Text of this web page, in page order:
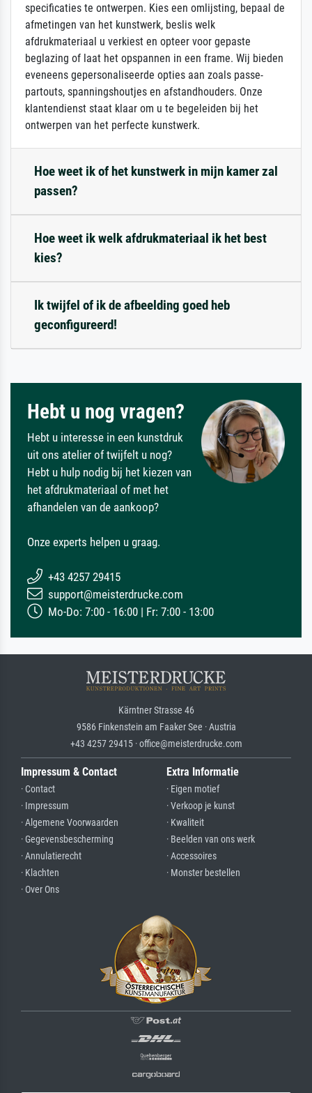
specificaties te ontwerpen. Kies een omlijsting, bepaal de
afmetingen van het kunstwerk, beslis welk
afdrukmateriaal u verkiest en opteer voor gepaste
beglazing of laat het opspannen in een frame. Wij bieden
eveneens gepersonaliseerde opties aan zoals passe-
partouts, spanningshoutjes en afstandhouders. Onze
klantendienst staat klaar om u te begeleiden bij het
ontwerpen van het perfecte kunstwerk.
Hoe weet ik of het kunstwerk in mijn kamer zal
passen?
Hoe weet ik welk afdrukmateriaal ik het best
kies?
Ik twijfel of ik de afbeelding goed heb
geconfigureerd!
Hebt u nog vragen?
Hebt u interesse in een kunstdruk
uit ons atelier of twijfelt u nog?
Hebt u hulp nodig bij het kiezen van
het afdrukmateriaal of met het
afhandelen van de aankoop?
Onze experts helpen u graag.
+43 4257 29415
support@meisterdrucke.com
Mo-Do: 7:00 - 16:00 | Fr: 7:00 - 13:00
Kärntner Strasse 46
9586 Finkenstein am Faaker See · Austria
+43 4257 29415 · office@meisterdrucke.com
Impressum & Contact
· Contact
· Impressum
· Algemene Voorwaarden
· Gegevensbescherming
· Annulatierecht
· Klachten
· Over Ons
Extra Informatie
· Eigen motief
· Verkoop je kunst
· Kwaliteit
· Beelden van ons werk
· Accessoires
· Monster bestellen